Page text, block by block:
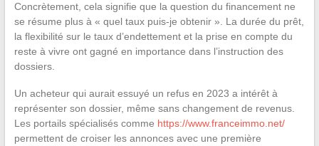
Concrètement, cela signifie que la question du financement ne
se résume plus à « quel taux puis-je obtenir ». La durée du prêt,
la flexibilité sur le taux d’endettement et la prise en compte du
reste à vivre ont gagné en importance dans l’instruction des
dossiers.
Un acheteur qui aurait essuyé un refus en 2023 a intérêt à
représenter son dossier, même sans changement de revenus.
Les portails spécialisés comme https://www.franceimmo.net/
permettent de croiser les annonces avec une première